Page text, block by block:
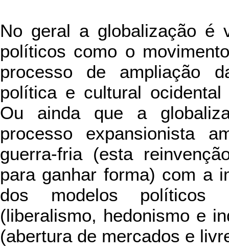
No geral a globalização é
políticos como o
processo de ampliação
política e cultural
Ou ainda que a
processo expansionista
guerra-fria (esta
para ganhar forma) com a
dos modelos políticos
(liberalismo, hedonismo e
(abertura de mercados e